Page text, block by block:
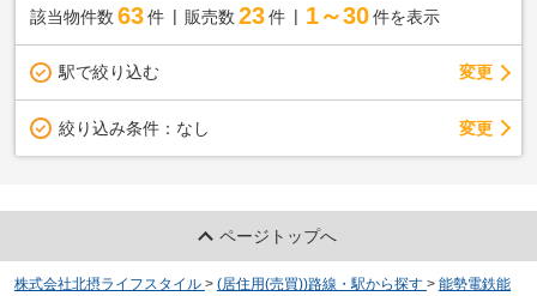
該当物件数 63件 販売数 23 件 1～30 件を表示
駅で絞り込む 変更
絞り込み条件： なし 変更
ページトップへ
株式会社北摂ライフスタイル > (居住用(売買))路線・駅から探す > 能勢電鉄能